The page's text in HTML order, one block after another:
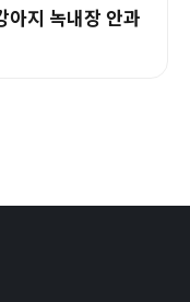
아지 녹내장 안과